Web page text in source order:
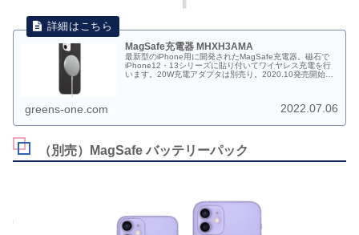
MagSafe充電器 MHXH3AMA
最新型のiPhone用に開発されたMagSafe充電器。磁石で
iPhone12・13シリーズに貼り付いてワイヤレス充電を行
います。20W充電アダプタは別売り。2020.10発売開始。
greens-one.com 2022.07.06
（別売）MagSafe バッテリーパック